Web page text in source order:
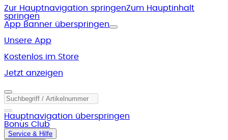
Zur Hauptnavigation springenZum Hauptinhalt
springen
App Banner überspringen
Unsere App
Kostenlos im Store
Jetzt anzeigen
Hauptnavigation überspringen
Bonus Club
Service & Hilfe